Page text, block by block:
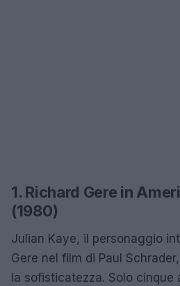
1. Richard Gere in
(1980)
Julian Kaye, il personaggio
Gere nel film di Paul
la sofisticatezza. Solo cinque